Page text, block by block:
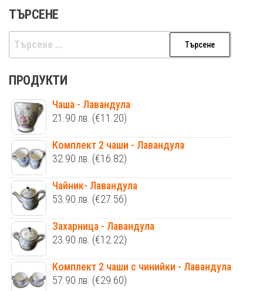
ТЪРСЕНЕ
Търсене
за:
ПРОДУКТИ
Чаша - Лавандула
21.90 лв. (€11.20)
Комплект 2 чаши - Лавандула
32.90 лв. (€16.82)
Чайник- Лавандула
53.90 лв. (€27.56)
Захарница - Лавандула
23.90 лв. (€12.22)
Комплект 2 чаши с чинийки - Лавандула
57.90 лв. (€29.60)